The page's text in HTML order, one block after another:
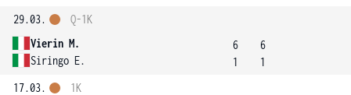
29.03.
Vierin M.
Siringo E.
Q-1K
6
1
6
1
17.03.
1K